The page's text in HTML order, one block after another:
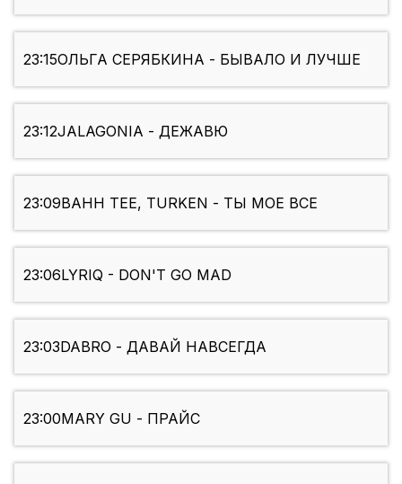
23:15ОЛЬГА СЕРЯБКИНА - БЫВАЛО И ЛУЧШЕ
23:12JALAGONIA - ДЕЖАВЮ
23:09BAHH TEE, TURKEN - ТЫ МОЕ ВСЕ
23:06LYRIQ - DON'T GO MAD
23:03DABRO - ДАВАЙ НАВСЕГДА
23:00MARY GU - ПРАЙС